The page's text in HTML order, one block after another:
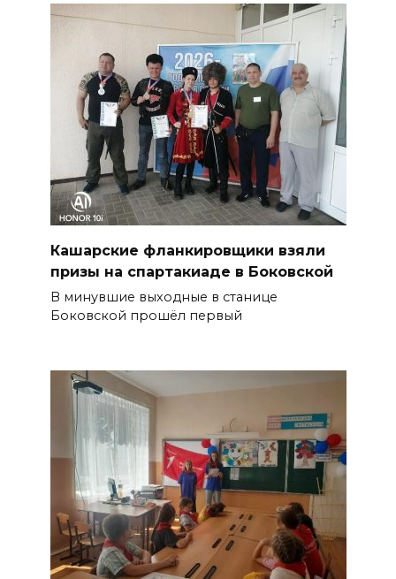
Кашарские фланкировщики взяли
призы на спартакиаде в Боковской
В минувшие выходные в станице
Боковской прошёл первый